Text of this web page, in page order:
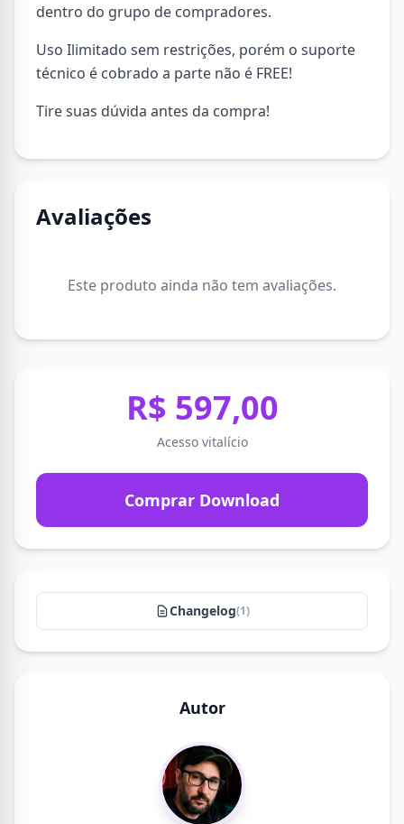
dentro do grupo de compradores.
Uso Ilimitado sem restrições, porém o suporte
técnico é cobrado a parte não é FREE!
Tire suas dúvida antes da compra!
Avaliações
Este produto ainda não tem avaliações.
R$ 597,00
Acesso vitalício
Comprar Download
Changelog(1)
Autor